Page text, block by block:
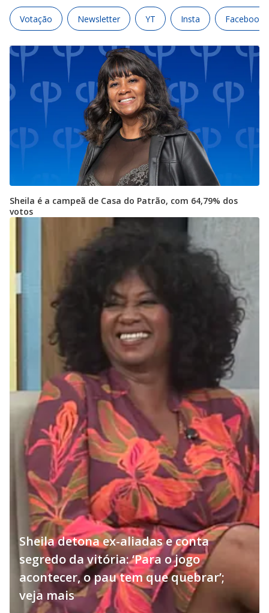
Votação Newsletter YT Insta Facebook
Sheila é a campeã de Casa do Patrão, com 64,79% dos
votos
Sheila detona ex-aliadas e conta
segredo da vitória: ‘Para o jogo
acontecer, o pau tem que quebrar’;
veja mais